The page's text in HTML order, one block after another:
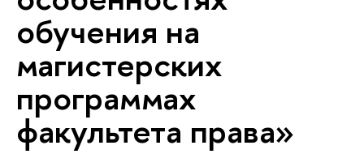
обучения на
магистерских
программах
факультета права»